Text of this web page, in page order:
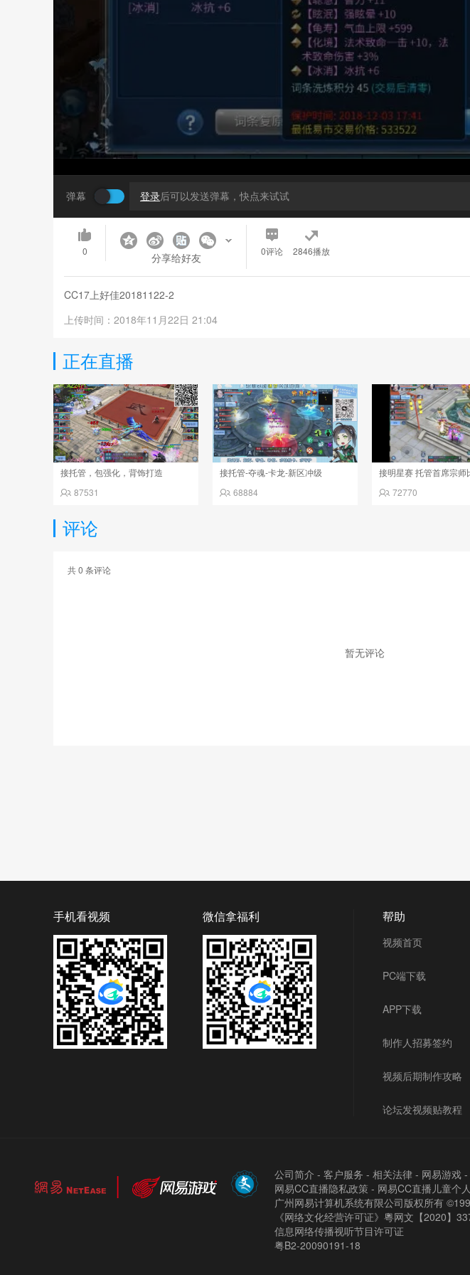
弹幕 登录后可以发送弹幕，快点来试试
0 分享给好友 0评论 2846播放
CC17上好佳20181122-2
上传时间：2018年11月22日 21:04
正在直播
接托管，包强化，背饰打造
87531
接托管-夺魂-卡龙-新区冲级
68884
接明星赛 托管首席宗师
72770
评论
共0 条评论
暂无评论
手机看视频 微信拿福利 帮助
视频首页
PC端下载
APP下载
制作人招募签约
视频后期制作攻略
论坛发视频贴教程
公司简介 - 客户服务 - 相关法律 - 网易游戏 -
网易CC直播隐私政策 - 网易CC直播儿童个
广州网易计算机系统有限公司版权所有
《网络文化经营许可证》粵网文【2020】
信息网络传播视听节目许可证
粤B2-20090191-18